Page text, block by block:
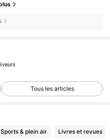
Tous les articles
Sports & plein air Livres et revues